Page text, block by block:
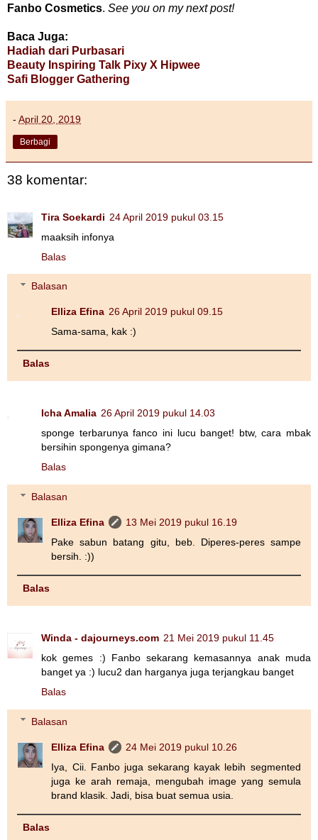
Fanbo Cosmetics. See you on my next post!
Baca Juga:
Hadiah dari Purbasari
Beauty Inspiring Talk Pixy X Hipwee
Safi Blogger Gathering
- April 20, 2019
Berbagi
38 komentar:
Tira Soekardi 24 April 2019 pukul 03.15
maaksih infonya
Balas
Balasan
Elliza Efina 26 April 2019 pukul 09.15
Sama-sama, kak :)
Balas
Icha Amalia 26 April 2019 pukul 14.03
sponge terbarunya fanco ini lucu banget! btw, cara mbak
bersihin spongenya gimana?
Balas
Balasan
Elliza Efina
13 Mei 2019 pukul 16.19
Pake sabun batang gitu, beb. Diperes-peres sampe
bersih. :))
Balas
Winda - dajourneys.com 21 Mei 2019 pukul 11.45
kok gemes :) Fanbo sekarang kemasannya anak muda
banget ya :) lucu2 dan harganya juga terjangkau banget
Balas
Balasan
Elliza Efina
24 Mei 2019 pukul 10.26
Iya, Cii. Fanbo juga sekarang kayak lebih segmented
juga ke arah remaja, mengubah image yang semula
brand klasik. Jadi, bisa buat semua usia.
Balas